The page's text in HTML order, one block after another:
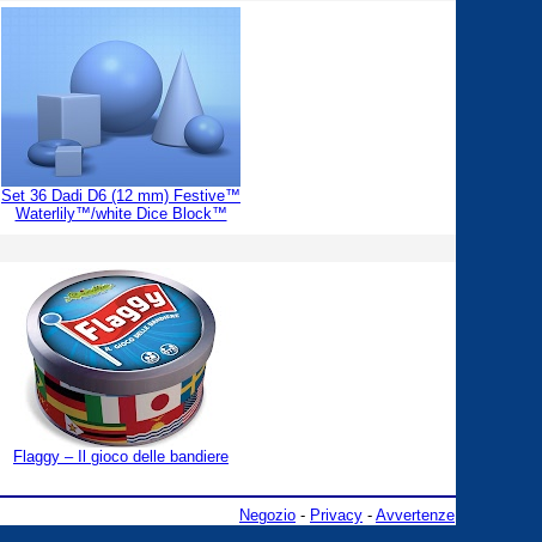
Set 36 Dadi D6 (12 mm) Festive™
Waterlily™/white Dice Block™
Flaggy – Il gioco delle bandiere
Negozio - Privacy - Avvertenze